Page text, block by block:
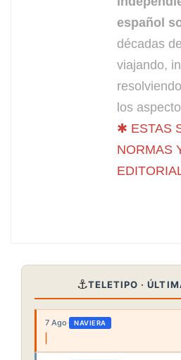
español
décadas
viajando,
los
✱ ESTAS
NORMAS
⚓TELETIPO ·
7 Ago· NAVIERA